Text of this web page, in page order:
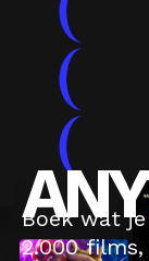
(
(
Boek wat
2.000